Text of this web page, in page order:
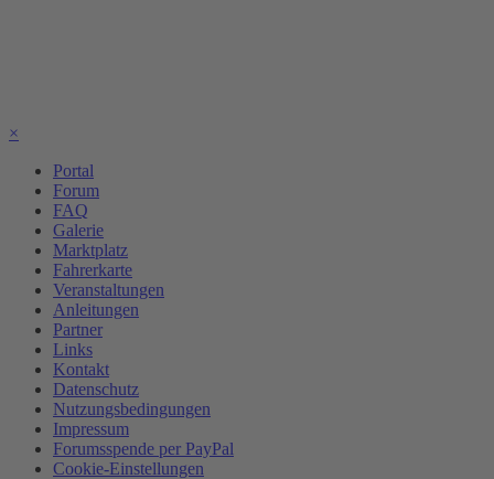
×
Portal
Forum
FAQ
Galerie
Marktplatz
Fahrerkarte
Veranstaltungen
Anleitungen
Partner
Links
Kontakt
Datenschutz
Nutzungsbedingungen
Impressum
Forumsspende per PayPal
Cookie-Einstellungen